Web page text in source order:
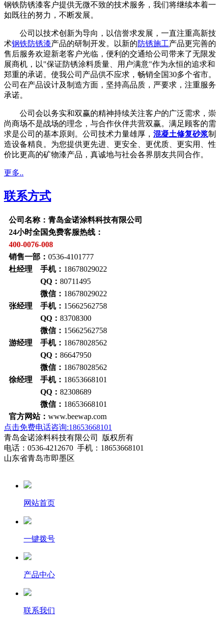
钢铁防锈漆客户提供无微不致的技术服务，我们将继续本着一
如既往的努力，不断发展。
公司以技术创新为导向，以信誉求发展，一直注重高新技
术钢铁防锈漆产品的研制开发。以新的防锈施工产品更完善的
售后服务欢迎新老客户光临，便利的交通给公司带来了无限发
展商机，以"保证防锈涂料质量、用户满意"作为永恒的追求和
郑重的承诺。使我公司产品供不应求，畅销全国30多个省市。
公司在产品设计及制造方面，坚持高品质，严要求，注重服务
承诺。
公司会以务实和双赢的精神持续关注客户的广泛需求，崇
尚商场不是战场的理念，与合作伙伴共营双赢。满足顾客的需
求是公司的基本原则。公司技术力量雄厚， 混凝土修复砂浆制
造设备精良。为您提供更先进、更安全、更优质、更实用、性
价比更高的矿物漆产品，真诚地与社会各界朋友共同合作。
更多..
联系方式
公司名称：青岛金诺涂料科技有限公司
24小时全国免费客服热线：
400-0076-008
销售一部： 0536-4101777
杜经理 手机： 18678029022
QQ： 80711495
微信： 18678029022
张经理 手机： 15662562758
QQ： 83708300
微信： 15662562758
游经理 手机： 18678028562
QQ： 86647950
微信： 18678028562
徐经理 手机： 18653668101
QQ： 82308689
微信： 18653668101
官方网站： www.beewap.com
点击免费电话咨询:18653668101
青岛金诺涂料科技有限公司 版权所有
电话：0536-4212670 手机：18653668101
山东省青岛市即墨区
网站首页
一键拨号
产品中心
联系我们